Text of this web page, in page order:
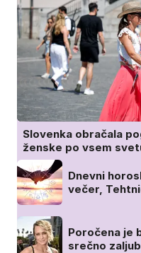
Slovenka obračala
ženske po vsem
Dnevni
večer,
Poročena je
srečno